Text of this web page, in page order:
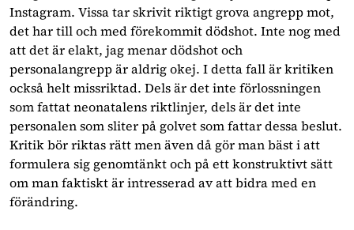
Instagram. Vissa tar skrivit riktigt grova angrepp mot,
det har till och med förekommit dödshot. Inte nog med
att det är elakt, jag menar dödshot och
personalangrepp är aldrig okej. I detta fall är kritiken
också helt missriktad. Dels är det inte förlossningen
som fattat neonatalens riktlinjer, dels är det inte
personalen som sliter på golvet som fattar dessa beslut.
Kritik bör riktas rätt men även då gör man bäst i att
formulera sig genomtänkt och på ett konstruktivt sätt
om man faktiskt är intresserad av att bidra med en
förändring.